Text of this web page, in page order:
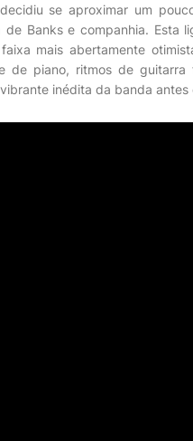
se aproximar um
Banks e companhia. Esta
mais abertamente
de piano, ritmos de
inédita da banda antes